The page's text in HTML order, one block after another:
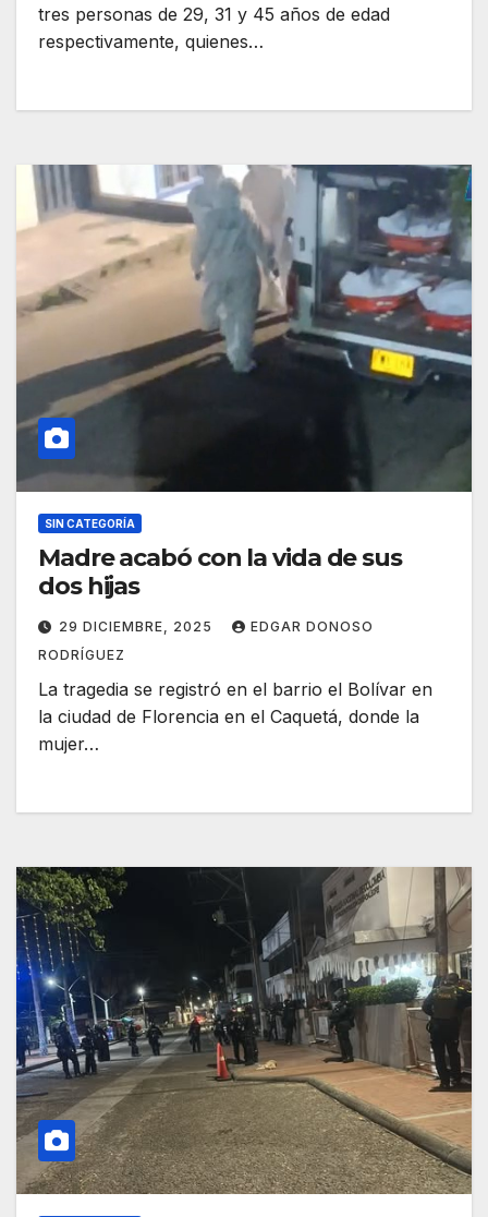
tres personas de 29, 31 y 45 años de edad
respectivamente, quienes…
SIN CATEGORÍA
Madre acabó con la vida de sus
dos hijas
29 DICIEMBRE, 2025
EDGAR DONOSO
RODRÍGUEZ
La tragedia se registró en el barrio el Bolívar en
la ciudad de Florencia en el Caquetá, donde la
mujer…